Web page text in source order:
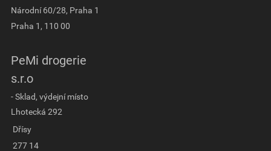
Národní 60/28, Praha 1
Praha 1, 110 00
PeMi drogerie
s.r.o
- Sklad, výdejní místo
Lhotecká 292
Dřísy
277 14